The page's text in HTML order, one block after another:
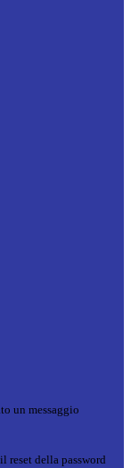
un messaggio
reset della password